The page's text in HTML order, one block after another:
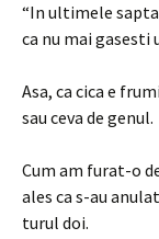
“In ultimele
ca nu mai gasesti
Asa, ca cica e
sau ceva de genul.
Cum am furat-o
ales ca s-au
turul doi.